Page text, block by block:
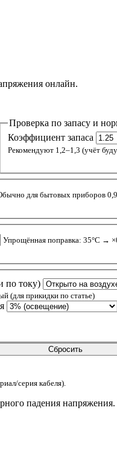
онлайн.
Проверка по запасу и
Коэффициент запаса
Рекомендуют 1,2–1,3 (учёт
для бытовых приборов
Упрощённая поправка: 35°C →
по току)
(для прикидки по статье)
Сбросить
серия кабеля).
падения